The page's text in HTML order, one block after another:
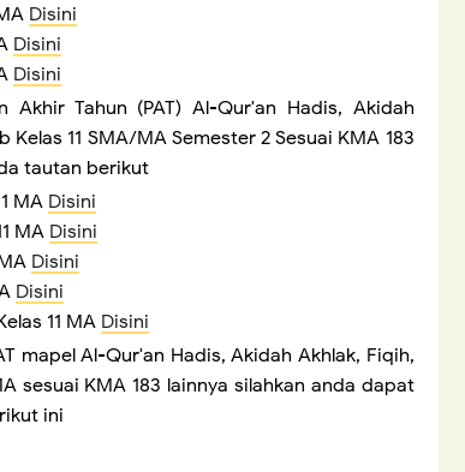
Disini
Disini
Disini
Akhir Tahun (PAT) Al-Qur'an Hadis, Akidah
Kelas 11 SMA/MA Semester 2 Sesuai KMA 183
tautan berikut
MA Disini
MA Disini
Disini
Disini
11 MA Disini
mapel Al-Qur'an Hadis, Akidah Akhlak, Fiqih,
sesuai KMA 183 lainnya silahkan anda dapat
ini